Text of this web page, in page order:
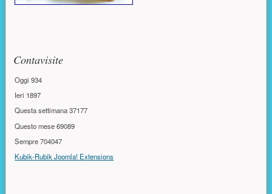
Contavisite
Oggi934
Ieri 1897
Questa settimana37177
Questo mese69089
Sempre704047
Kubik-Rubik Joomla! Extensions